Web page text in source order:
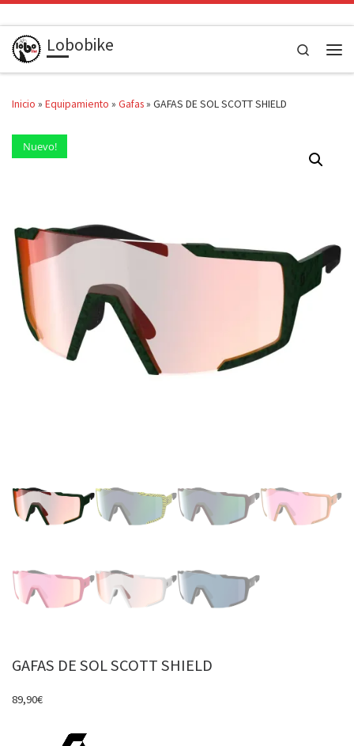
Saltar al contenido
Lobobike
Search
Inicio » Equipamiento » Gafas» GAFAS DE SOL SCOTT SHIELD
Nuevo!
GAFAS DE SOL SCOTT SHIELD
89,90€